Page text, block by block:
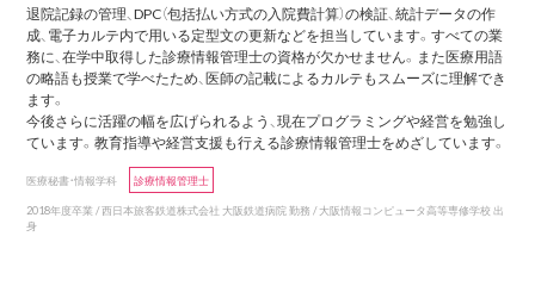
退院記録の管理、DPC（包括払い方式の入院費計算）の検証、統計データの作
成、電子カルテ内で用いる定型文の更新などを担当しています。すべての業
務に、在学中取得した診療情報管理士の資格が欠かせません。また医療用語
の略語も授業で学べたため、医師の記載によるカルテもスムーズに理解でき
ます。
今後さらに活躍の幅を広げられるよう、現在プログラミングや経営を勉強し
ています。教育指導や経営支援も行える診療情報管理士をめざしています。
医療秘書・情報学科
診療情報管理士
2018年度卒業 / 西日本旅客鉄道株式会社 大阪鉄道病院 勤務 / 大阪情報コンピュータ高等専修学校 出
身